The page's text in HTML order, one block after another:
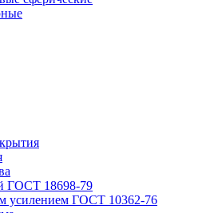
ГОСТ 18698-79
усилением ГОСТ 10362-76